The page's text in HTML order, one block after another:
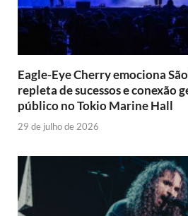
Eagle-Eye Cherry emociona
repleta de sucessos e conexão
público no Tokio Marine Hall
29 de julho de 2026